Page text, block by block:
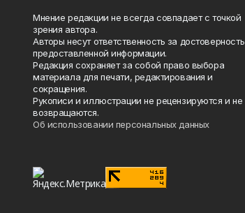
Мнение редакции не всегда совпадает с точкой
зрения автора.
Авторы несут ответственность за достоверность
предоставленной информации.
Редакция сохраняет за собой право выбора
материала для печати, редактирования и
сокращения.
Рукописи и иллюстрации не рецензируются и не
возвращаются.
Об использовании персональных данных